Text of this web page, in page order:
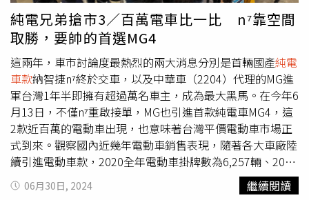
速至時速100公里。在規格方面，EV3標準版搭載容量
58.3kWh電池組，不過尚未公佈續航里程；Long Range長
里程版本則搭載81.4kWh電池組，在WLTP測試規範下，可
提供達到600公里的續航里程。此外，EV3車系在DC快速充
電最大功率下，最快可在31分鐘完成10%至80%電量補
充。Kia EV3為Kia「最入門電動休旅」，總代理台灣森那美
起亞表示將在明年導入。（圖／Kia提供）
選，也就是說，現階段主要在美國販售的ID.Buzz長軸版，
未來也能在台灣買到。不僅如此，福斯商旅原廠在年度產品
計畫說明會上宣布，將引進性能更強勁、造型更帥氣的
ID.Buzz GTX，採用前後各一具馬達、四輪驅動的配置，並
有標準軸距以及長軸車型的選項，成為福斯商旅品牌有史以
來性能風格最強烈的廂旅車型。福斯商旅ID. Buzz的可愛外
型，引起許多消費者的關注。（圖／福斯商旅提供）Volvo
EX90 上市時程：Q4預估售價：250～280萬元Volvo於2022
年11月首度發表的純電旗艦休旅 EX90車系，新車原預計在
2023年第四季開始少量生產，並於2024年開始販售，不過
受到車輛LiDAR軟體開發的影響延後上市。直到近期，
Volvo宣布美規EX90於美國南卡羅來納州的工廠正式生產下
款電動車Model C也掛上納智捷廠徽並以n⁷命名，正式發表
前就以「百萬有找」打響名號，在國內電動車市場可說是前
所未見，更在2023年10月上市後獲得近萬張的訂單，也為
納智捷帶來翻身的機會。納智捷推電動車以後，更以售服新
品牌Luxlife，提供消費者一站式全方位移動服務。（圖／納
智捷提供）n⁷在今年第二季火力全開，4月、5月開始大量交
車，分別以1,055輛及1,100輛的掛牌數超越電動車龍頭特斯
拉（Tesla），順利拿下國內電動車掛牌冠軍。裕隆集團發
言人羅文邑曾表示，「希望在手約9,000張訂單，可以在今
年第三季消化完畢。」同時，為了提升銷售量和市占率，納
智捷更在6月13日重啟n⁷接單，不僅推出裕隆股東優先購買
方案，強打配備更全面、價格更優惠的「滿電特仕版」，鞏
純電兄弟搶市3／百萬電車比一比 n⁷靠空間
取勝，要帥的首選MG4
這兩年，車市討論度最熱烈的兩大消息分別是首輛國產純電
車款納智捷n⁷終於交車，以及中華車（2204）代理的MG進
軍台灣1年半即擁有超過萬名車主，成為最大黑馬。在今年6
月13日，不僅n⁷重啟接單，MG也引進首款純電車MG4，這
2款近百萬的電動車出現，也意味著台灣平價電動車市場正
式到來。觀察國內近幾年電動車銷售表現，隨著各大車廠陸
續引進電動車款，2020全年電動車掛牌數為6,257輛、2021
年7,001輛，到2022年甚至突破萬輛來到16,120輛，年增
128%；2023年雖然部分車款仍有供應不及的問題，加上n⁷
06月30日, 2024 繼續閱讀